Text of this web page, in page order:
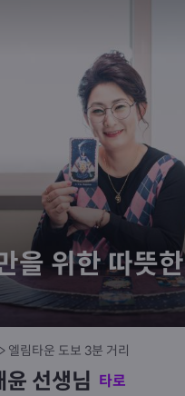
을 위한 따뜻한
엘림타운 도보 3분 거리
윤 선생님 타로